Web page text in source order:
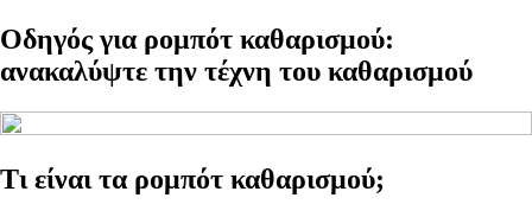
Οδηγός για ρομπότ καθαρισμού:
ανακαλύψτε την τέχνη του καθαρισμού
Τι είναι τα ρομπότ καθαρισμού;